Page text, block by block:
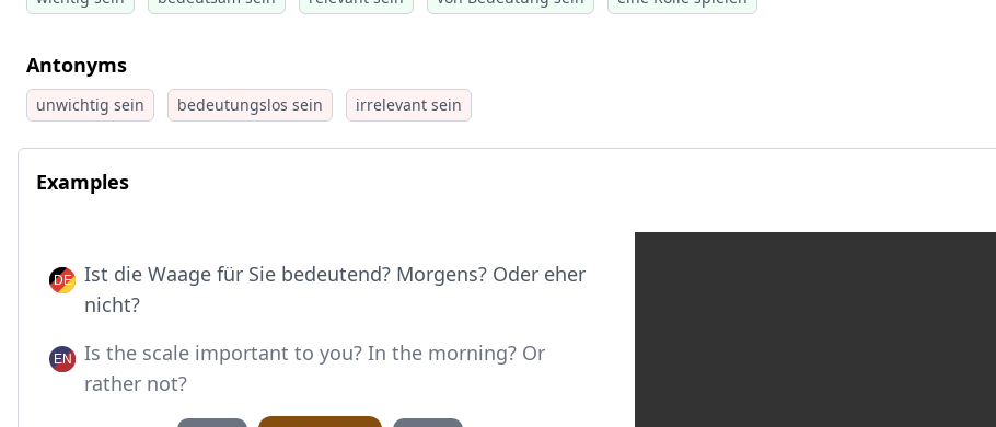
Antonyms
unwichtig sein bedeutungslos sein irrelevant sein
Examples
Ist die Waage für Sie bedeutend? Morgens? Oder eher
nicht?
Is the scale important to you? In the morning? Or
rather not?